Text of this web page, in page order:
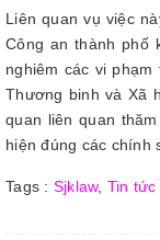
Liên quan vụ việc
Công an thành phố
nghiêm các vi
Thương binh và Xã
quan liên quan
hiện đúng các chính
Tags : Sjklaw, Tin tức